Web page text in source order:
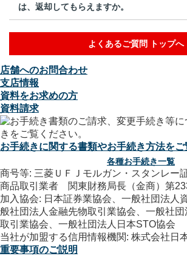
は、返却してもらえますか。
よくあるご質問 トップへ
店舗へのお問合わせ
支店情報
資料をお求めの方
資料請求
お手続きに関する書類やお手続き方法を
各種お手続き一覧
商号等: 三菱ＵＦＪモルガン・スタンレ
商品取引業者 関東財務局長（金商）第
加入協会: 日本証券業協会、一般社団法人
般社団法人金融先物取引業協会、一般社
取引業協会、一般社団法人日本STO協会
当社が加盟する信用情報機関: 株式会社日
重要事項のご説明